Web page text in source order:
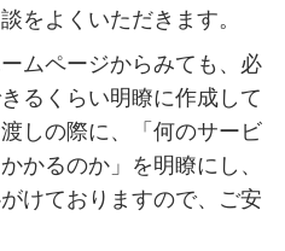
をよくいただきます。
ムページからみても、必
るくらい明瞭に作成して
しの際に、「何のサービ
かるのか」を明瞭にし、
けておりますので、ご安